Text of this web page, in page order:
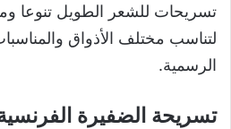
تسريحات للشعر الطويل تنوعا
لتناسب مختلف الأذواق
الرسمية.
تسريحة الضفيرة